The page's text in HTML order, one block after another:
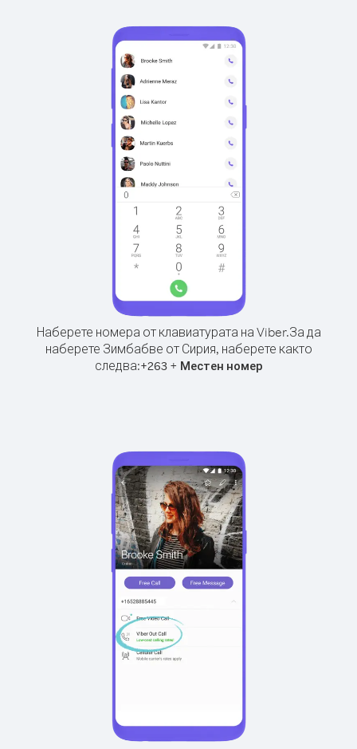
Наберете номера от клавиатурата на Viber.За да
наберете Зимбабве от Сирия, наберете както
следва:+263+ Местен номер